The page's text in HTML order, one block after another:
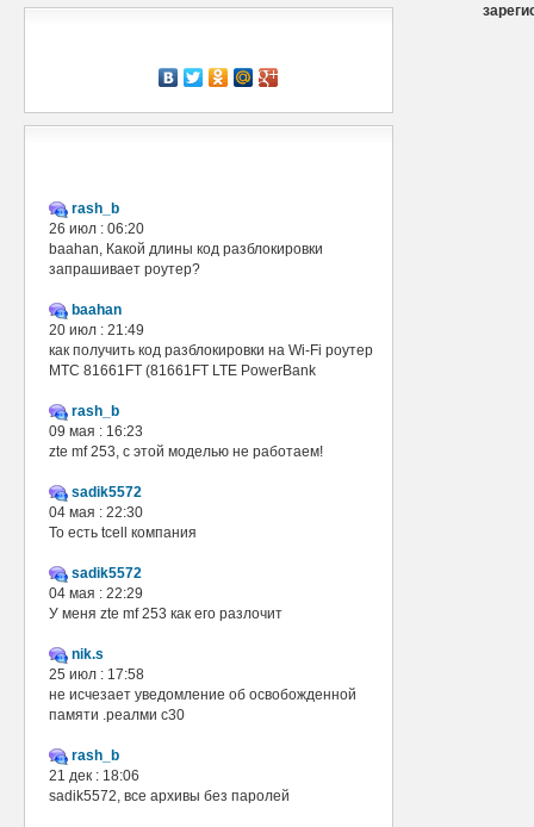
rash_b
26 июл : 06:20
baahan, Какой длины код разблокировки
запрашивает роутер?
baahan
20 июл : 21:49
как получить код разблокировки на Wi-Fi роутер
МТС 81661FT (81661FT LTE PowerBank
rash_b
09 мая : 16:23
zte mf 253, с этой моделью не работаем!
sadik5572
04 мая : 22:30
То есть tcell компания
sadik5572
04 мая : 22:29
У меня zte mf 253 как его разлочит
nik.s
25 июл : 17:58
не исчезает уведомление об освобожденной
памяти .реалми с30
rash_b
21 дек : 18:06
sadik5572, все архивы без паролей